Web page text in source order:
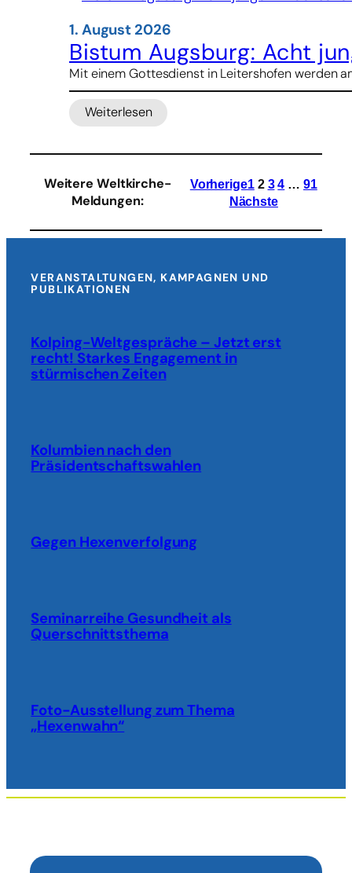
über
50.000
Besucher
1. August 2026
Bistum Augsburg: Acht
Mit einem Gottesdienst in Leitershofen werden
Weiterlesen
:
Augsburg:
junge
Erwachsene
Weltfreiwilligendienst
Weitere Weltkirche-
Meldungen:
Vorherige1 2 3 4 … 91
Nächste
VERANSTALTUNGEN, KAMPAGNEN UND
PUBLIKATIONEN
Kolping-Weltgespräche – Jetzt erst
recht! Starkes Engagement in
stürmischen Zeiten
Kolumbien nach den
Präsidentschaftswahlen
Gegen Hexenverfolgung
Seminarreihe Gesundheit als
Querschnittsthema
Foto-Ausstellung zum Thema
„Hexenwahn“